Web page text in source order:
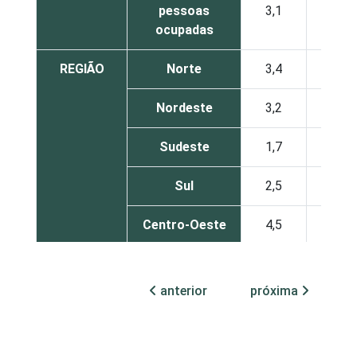
pessoas
ocupadas
3,1
REGIÃO Norte 3,4
Nordeste 3,2
Sudeste 1,7
Sul 2,5
Centro-Oeste 4,5
transformação
anterior próxima